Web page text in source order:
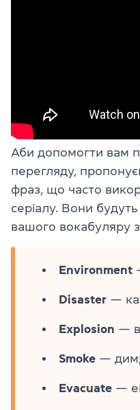
Аби допомогти вам
перегляду,
фраз, що часто
серіалу. Вони
вашого вокабуляру з
Environment
Disaster —
Explosion —
Smoke —
Evacuate —